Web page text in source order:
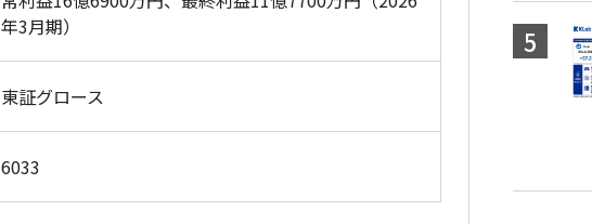
年3月期）
東証グロース
6033